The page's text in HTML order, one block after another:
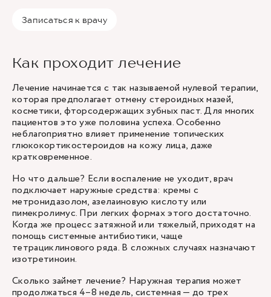
Записаться к врачу
Как проходит лечение
Лечение начинается с так называемой нулевой терапии,
которая предполагает отмену стероидных мазей,
косметики, фторсодержащих зубных паст. Для многих
пациентов это уже половина успеха. Особенно
неблагоприятно влияет применение топических
глюкокортикостероидов на кожу лица, даже
кратковременное.
Но что дальше? Если воспаление не уходит, врач
подключает наружные средства: кремы с
метронидазолом, азелаиновую кислоту или
пимекролимус. При легких формах этого достаточно.
Когда же процесс затяжной или тяжелый, приходят на
помощь системные антибиотики, чаще
тетрациклинового ряда. В сложных случаях назначают
изотретиноин.
Сколько займет лечение? Наружная терапия может
продолжаться 4–8 недель, системная — до трех